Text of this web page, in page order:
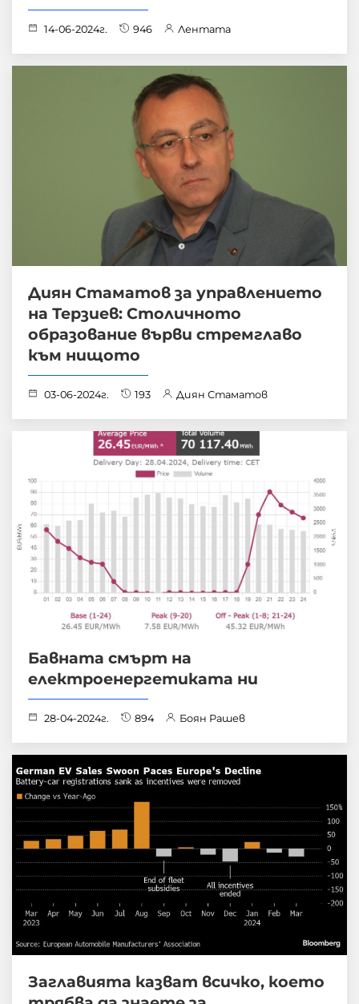
14-06-2024г. 946 Лентата
Диян Стаматов за управлението
на Терзиев: Столичното
образование върви стремглаво
към нищото
03-06-2024г. 193 Диян Стаматов
Бавната смърт на
електроенергетиката ни
28-04-2024г. 894 Боян Рашев
Заглавията казват всичко, което